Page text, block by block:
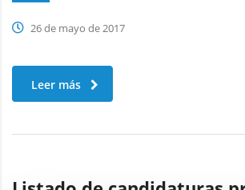
26 de mayo de 2017
Leer más